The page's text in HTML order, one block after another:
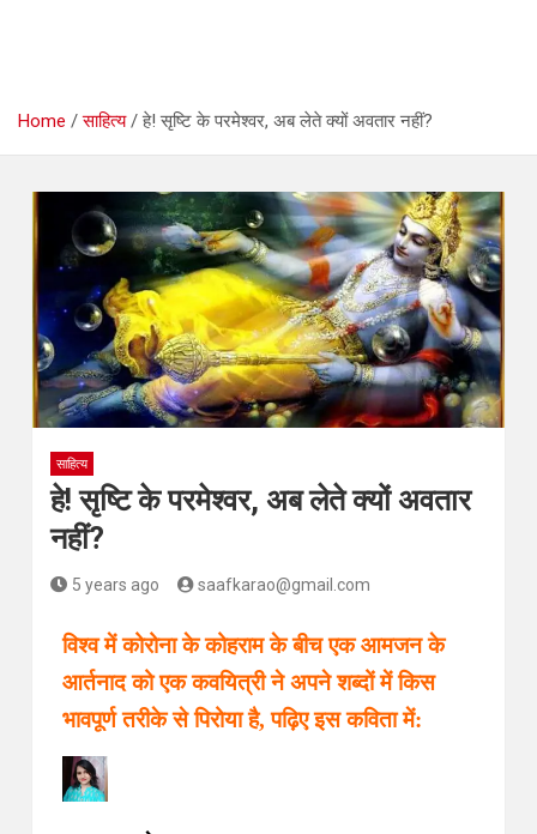
Home साहित्य हे! सृष्टि के परमेश्वर, अब लेते क्यों अवतार नहीं?
साहित्य
हे! सृष्टि के परमेश्वर, अब लेते क्यों अवतार
नहीं?
5 years ago saafkarao@gmail.com
विश्व में कोरोना के कोहराम के बीच एक आमजन के
आर्तनाद को एक कवयित्री ने अपने शब्दों में किस
भावपूर्ण तरीके से पिरोया है, पढ़िए इस कविता में: